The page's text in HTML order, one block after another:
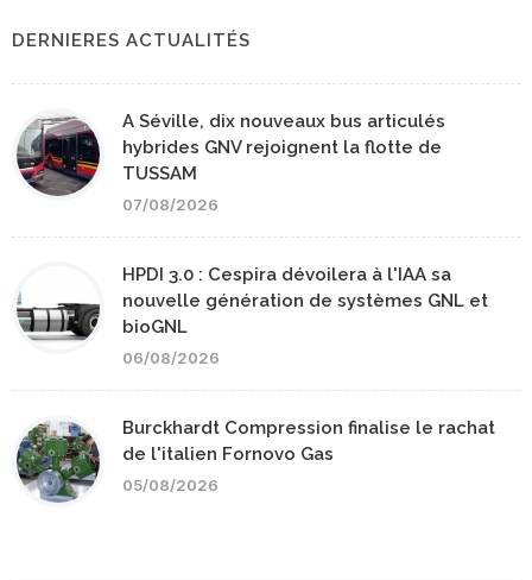
DERNIERES ACTUALITÉS
A Séville, dix nouveaux bus articulés
hybrides GNV rejoignent la flotte de
TUSSAM
07/08/2026
HPDI 3.0 : Cespira dévoilera à l'IAA sa
nouvelle génération de systèmes GNL et
bioGNL
06/08/2026
Burckhardt Compression finalise le rachat
de l'italien Fornovo Gas
05/08/2026